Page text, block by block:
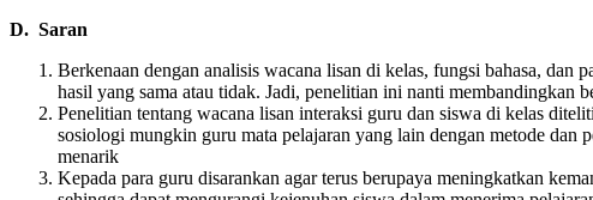
D. Saran
Berkenaan dengan analisis wacana lisan di kelas, fungsi bahasa, dan
hasil yang sama atau tidak. Jadi, penelitian ini nanti membandingkan
Penelitian tentang wacana lisan interaksi guru dan siswa di kelas
sosiologi mungkin guru mata pelajaran yang lain dengan metode dan
menarik
Kepada para guru disarankan agar terus berupaya meningkatkan